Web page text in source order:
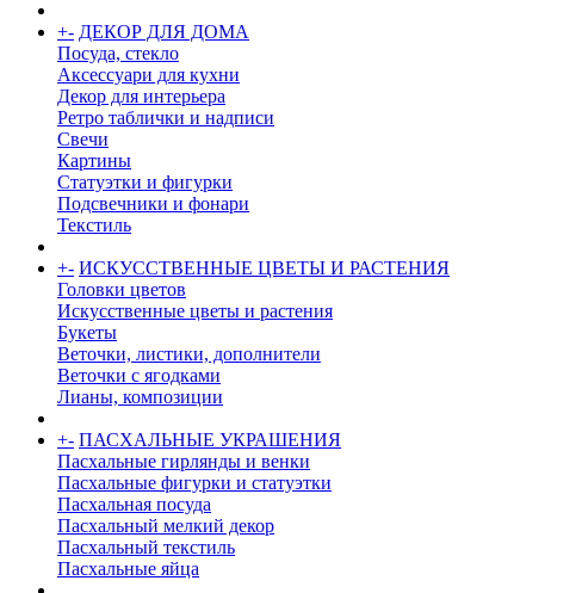
+- ДЕКОР ДЛЯ ДОМА
Посуда, стекло
Аксессуари для кухни
Декор для интерьера
Ретро таблички и надписи
Свечи
Картины
Статуэтки и фигурки
Подсвечники и фонари
Текстиль
+- ИСКУССТВЕННЫЕ ЦВЕТЫ И РАСТЕНИЯ
Головки цветов
Искусственные цветы и растения
Букеты
Веточки, листики, дополнители
Веточки с ягодками
Лианы, композиции
+- ПАСХАЛЬНЫЕ УКРАШЕНИЯ
Пасхальные гирлянды и венки
Пасхальные фигурки и статуэтки
Пасхальная посуда
Пасхальный мелкий декор
Пасхальный текстиль
Пасхальные яйца